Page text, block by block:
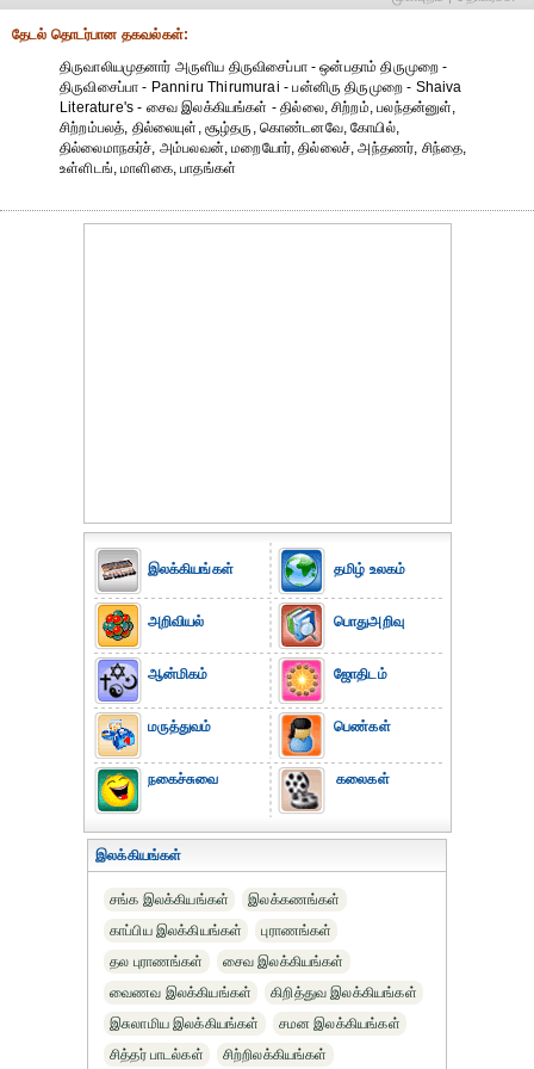
தேட‌ல் தொட‌ர்பான தகவ‌ல்க‌ள்:
திருவாலியமுதனார் அருளிய திருவிசைப்பா - ஒன்பதாம் திருமுறை -
திருவிசைப்பா - Panniru Thirumurai - பன்னிரு திருமுறை - Shaiva
Literature's - சைவ இலக்கியங்கள் - தில்லை, சிற்றம், பலந்தன்னுள்,
சிற்றம்பலத், தில்லையுள், சூழ்தரு, கொண்டனவே, கோயில்,
தில்லைமாநகர்ச், அம்பலவன், மறையோர், தில்லைச், அந்தணர், சிந்தை,
உள்ளிடங், மாளிகை, பாதங்கள்
இலக்கியங்கள்
அறிவியல்
ஆன்மிகம்
மருத்துவம்
நகைச்சுவை
தமிழ் உலகம்
பொதுஅறிவு
ஜோதிடம்
பெண்கள்
கலைகள்
இலக்கியங்கள்
சங்க இலக்கியங்கள்
இலக்கணங்கள்
காப்பிய இலக்கியங்கள்
புராணங்கள்
தல புராணங்கள்
சைவ இலக்கியங்கள்
வைணவ இலக்கியங்கள்
கிறித்துவ இலக்கியங்கள்
இசுலாமிய இலக்கியங்கள்
சமன இலக்கியங்கள்
சித்தர் பாடல்கள்
சிற்றிலக்கியங்கள்